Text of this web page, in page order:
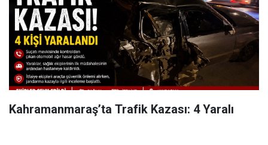
Kahramanmaraş’ta Trafik Kazası: 4 Yaralı